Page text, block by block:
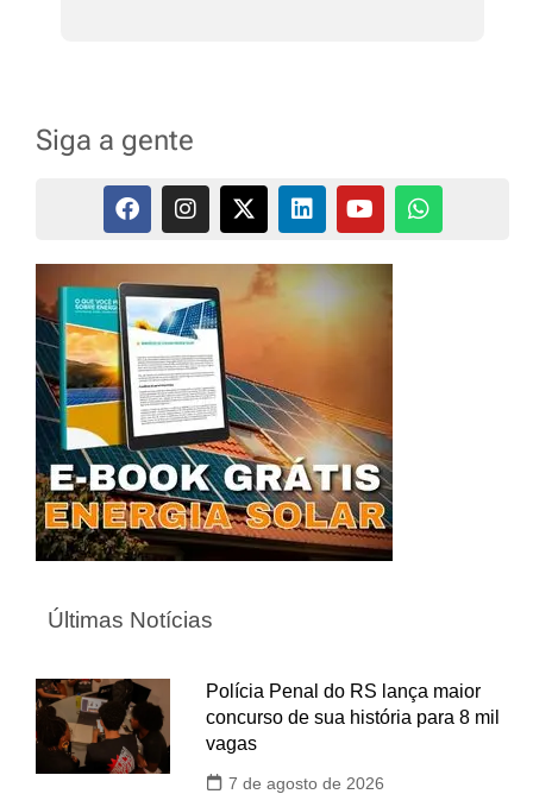
Siga a gente
Últimas Notícias
Polícia Penal do RS lança maior
concurso de sua história para 8 mil
vagas
7 de agosto de 2026